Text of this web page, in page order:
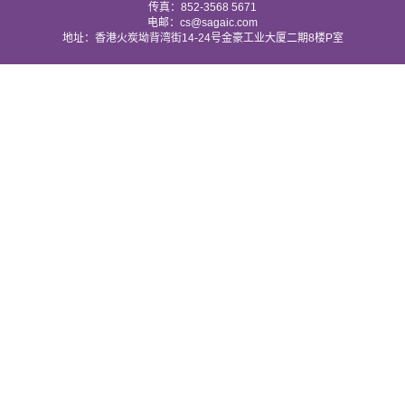
传真：852-3568 5671
电邮：cs@sagaic.com
地址：香港火炭坳背湾街14-24号金豪工业大厦二期8楼P室